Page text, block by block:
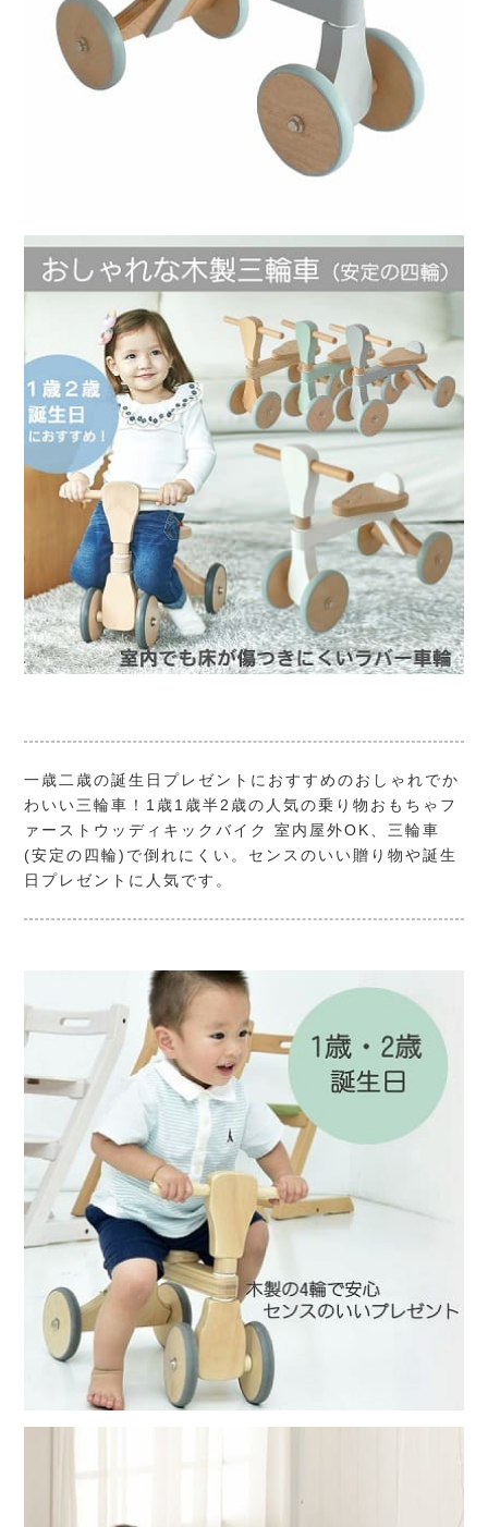
一歳二歳の誕生日プレゼントにおすすめのおしゃれでか
わいい三輪車！1歳1歳半2歳の人気の乗り物おもちゃフ
ァーストウッディキックバイク 室内屋外OK、三輪車
(安定の四輪)で倒れにくい。センスのいい贈り物や誕生
日プレゼントに人気です。